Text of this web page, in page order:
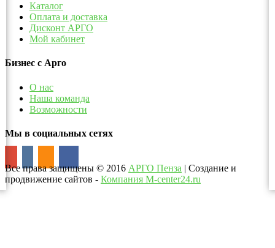
Каталог
Оплата и доставка
Дисконт АРГО
Мой кабинет
Бизнес с Арго
О нас
Наша команда
Возможности
Мы в социальных сетях
Все права защищены © 2016 АРГО Пенза | Создание и
продвижение сайтов - Компания M-center24.ru